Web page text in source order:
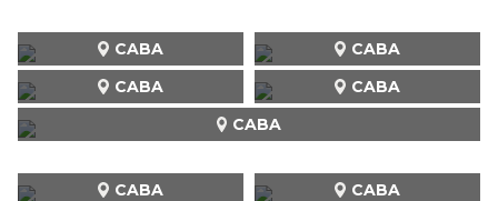
CABA
CABA
CABA
CABA
CABA
CABA
CABA